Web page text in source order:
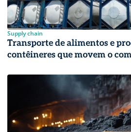
Supply chain
Transporte de alimentos e
contêineres que movem o